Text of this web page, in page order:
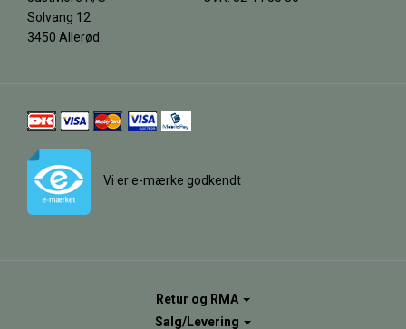
Solvang 12
3450 Allerød
Vi er e-mærke godkendt
Retur og RMA
Salg/Levering